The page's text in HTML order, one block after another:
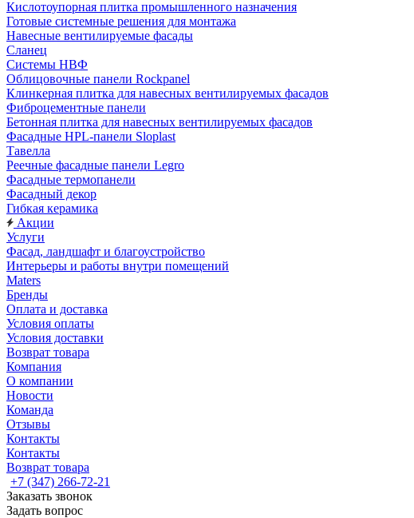
Кислотоупорная плитка промышленного назначения
Готовые системные решения для монтажа
Навесные вентилируемые фасады
Сланец
Системы НВФ
Облицовочные панели Rockpanel
Клинкерная плитка для навесных вентилируемых фасадов
Фиброцементные панели
Бетонная плитка для навесных вентилируемых фасадов
Фасадные HPL-панели Sloplast
Тавелла
Реечные фасадные панели Legro
Фасадные термопанели
Фасадный декор
Гибкая керамика
Акции
Услуги
Фасад, ландшафт и благоустройство
Интерьеры и работы внутри помещений
Maters
Бренды
Оплата и доставка
Условия оплаты
Условия доставки
Возврат товара
Компания
О компании
Новости
Команда
Отзывы
Контакты
Контакты
Возврат товара
+7 (347) 266-72-21
Заказать звонок
Задать вопрос